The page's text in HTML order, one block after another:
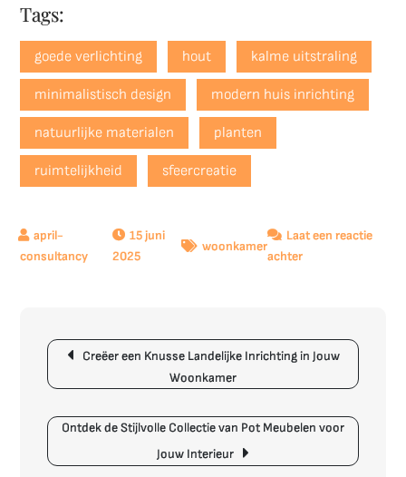
Tags:
goede verlichting hout kalme uitstraling
minimalistisch design modern huis inrichting
natuurlijke materialen planten
ruimtelijkheid sfeercreatie
15 juni
2025
woonkamer
Laat een reactie
achterop
Creëer
Jouw
Eigentijdse
Berichtnavigatie
Creëer een Knusse Landelijke Inrichting in Jouw
Woonkamer
Ontdek de Stijlvolle Collectie van Pot Meubelen voor
Jouw Interieur